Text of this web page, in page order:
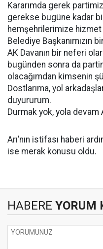
Kararımda gerek
gerekse bugüne kadar
hemşehrilerimize
Belediye Başkanımızın
AK Davanın bir neferi
bugünden sonra da
olacağımdan kimsenin
Dostlarıma, yol
duyururum.
Durmak yok, yola devam
Arı’nın istifası haberi
ise merak konusu oldu.
HABERE YORUM